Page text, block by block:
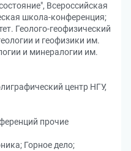
Всероссийская
школа-конференция;
Геолого-геофизический
и геофизики им.
и минералогии им.
центр НГУ,
прочие
Горное дело;